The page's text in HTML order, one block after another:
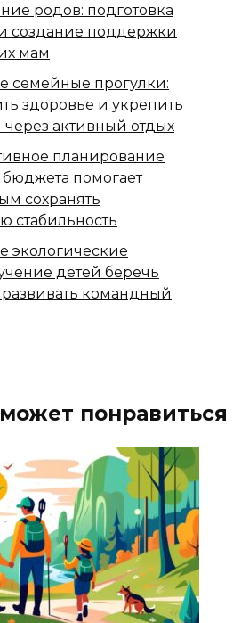
родов: подготовка
создание поддержки
мам
семейные прогулки:
здоровье и укрепить
активный отдых
планирование
помогает
сохранять
стабильность
экологические
детей беречь
командный
понравиться